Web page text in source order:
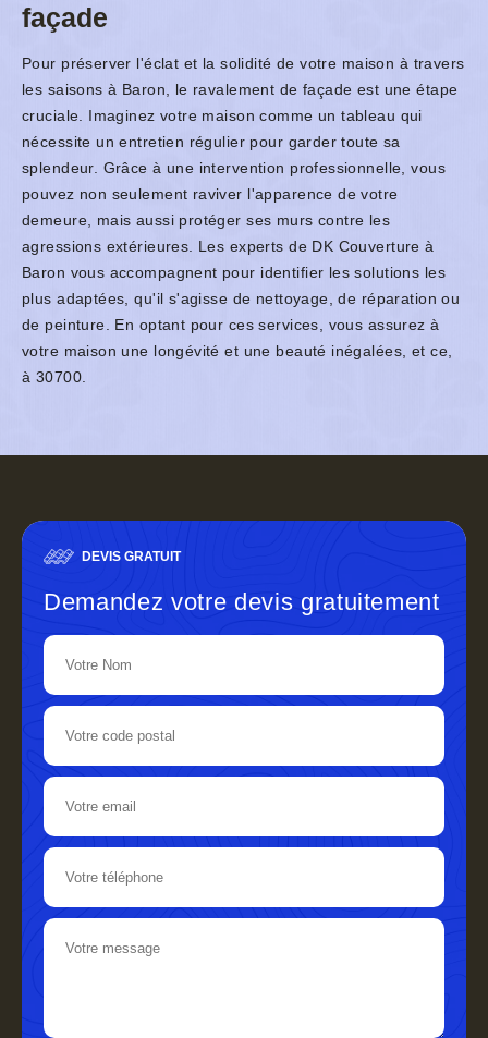
façade
Pour préserver l'éclat et la solidité de votre maison à travers
les saisons à Baron, le ravalement de façade est une étape
cruciale. Imaginez votre maison comme un tableau qui
nécessite un entretien régulier pour garder toute sa
splendeur. Grâce à une intervention professionnelle, vous
pouvez non seulement raviver l'apparence de votre
demeure, mais aussi protéger ses murs contre les
agressions extérieures. Les experts de DK Couverture à
Baron vous accompagnent pour identifier les solutions les
plus adaptées, qu'il s'agisse de nettoyage, de réparation ou
de peinture. En optant pour ces services, vous assurez à
votre maison une longévité et une beauté inégalées, et ce,
à 30700.
DEVIS GRATUIT
Demandez votre devis gratuitement